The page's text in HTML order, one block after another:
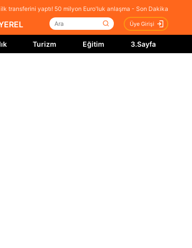
transferini yaptı! 50 milyon Euro'luk anlaşma - Son Dakika
Üye Girişi
Turizm Eğitim 3.Sayfa